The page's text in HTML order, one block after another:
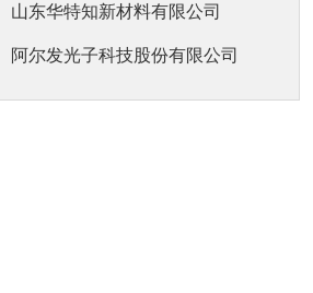
山东华特知新材料有限公司
阿尔发光子科技股份有限公司